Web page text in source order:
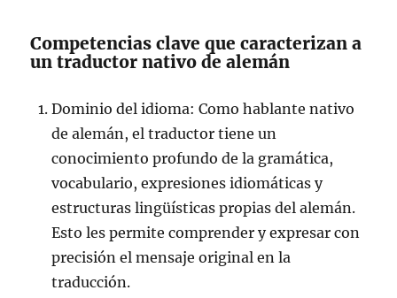
Competencias clave que caracterizan a
un traductor nativo de alemán
Dominio del idioma: Como hablante nativo
de alemán, el traductor tiene un
conocimiento profundo de la gramática,
vocabulario, expresiones idiomáticas y
estructuras lingüísticas propias del alemán.
Esto les permite comprender y expresar con
precisión el mensaje original en la
traducción.